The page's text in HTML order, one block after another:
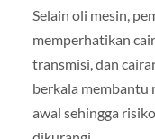
Selain oli mesin,
memperhatikan
transmisi, dan
berkala membantu
awal sehingga